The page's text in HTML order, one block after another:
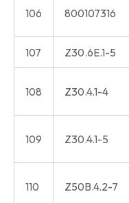
106 800107316
107 Z30.6E.1-5
108 Z30.4.1-4
109 Z30.4.1-5
110 Z50B.4.2-7